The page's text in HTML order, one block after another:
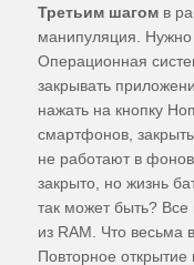
Третьим шагом в
манипуляция. Нужно
Операционная
закрывать
нажать на кнопку
смартфонов,
не работают в
закрыто, но жизнь
так может быть?
из RAM. Что весьма
Повторное открытие